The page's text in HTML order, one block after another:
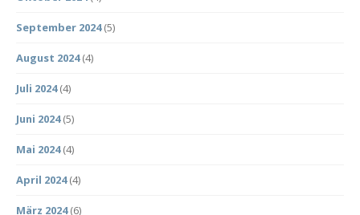
September 2024(5)
August 2024(4)
Juli 2024(4)
Juni 2024(5)
Mai 2024(4)
April 2024(4)
März 2024(6)